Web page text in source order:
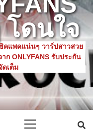
โดนใจ
คแพคแน่นๆ วาร์ปสาวสวย
ก ONLYFANS รับประกัน
ดเต็ม